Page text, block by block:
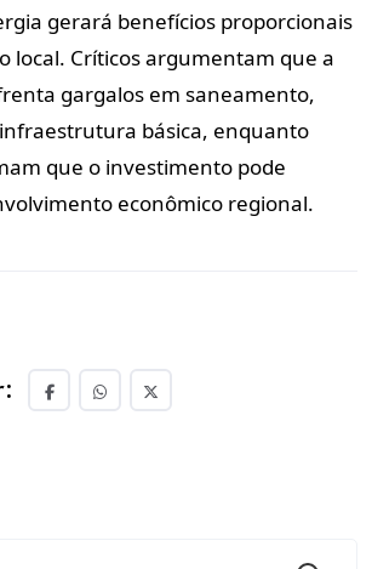
gerará benefícios proporcionais
local. Críticos argumentam que a
gargalos em saneamento,
básica, enquanto
que o investimento pode
econômico regional.